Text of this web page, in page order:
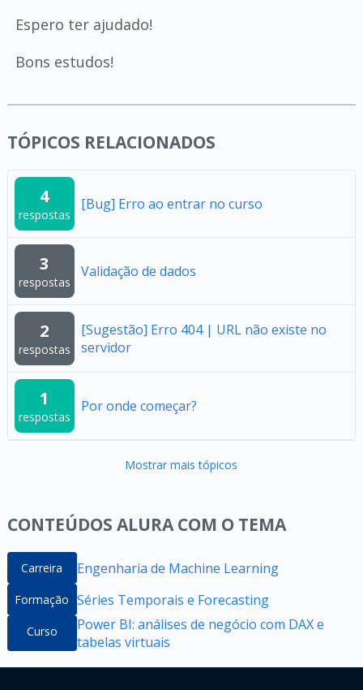
Espero ter ajudado!
Bons estudos!
TÓPICOS RELACIONADOS
4
respostas
[Bug] Erro ao entrar no curso
3
respostas
Validação de dados
2
respostas
[Sugestão] Erro 404 | URL não existe no
servidor
1
respostas
Por onde começar?
Mostrar mais tópicos
CONTEÚDOS ALURA COM O TEMA
Carreira Engenharia de Machine Learning
Formação Séries Temporais e Forecasting
Curso
Power BI: análises de negócio com DAX e
tabelas virtuais